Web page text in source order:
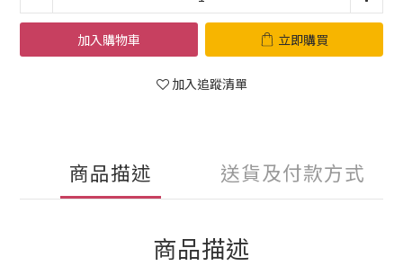
加入購物車 立即購買
加入追蹤清單
商品描述 送貨及付款方式
商品描述